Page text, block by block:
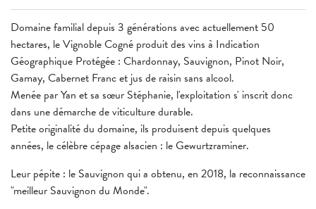
Domaine familial depuis 3 générations avec actuellement 50
hectares, le Vignoble Cogné produit des vins à Indication
Géographique Protégée : Chardonnay, Sauvignon, Pinot Noir,
Gamay, Cabernet Franc et jus de raisin sans alcool.
Menée par Yan et sa sœur Stéphanie, l'exploitation s' inscrit donc
dans une démarche de viticulture durable.
Petite originalité du domaine, ils produisent depuis quelques
années, le célèbre cépage alsacien : le Gewurtzraminer.
Leur pépite : le Sauvignon qui a obtenu, en 2018, la reconnaissance
"meilleur Sauvignon du Monde".